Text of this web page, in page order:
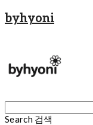
byhyoni
Search 검색